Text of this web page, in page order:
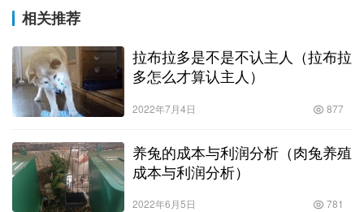
相关推荐
拉布拉多是不是不认主人（拉布拉
多怎么才算认主人）
2022年7月4日 877
养兔的成本与利润分析（肉兔养殖
成本与利润分析）
2022年6月5日 781